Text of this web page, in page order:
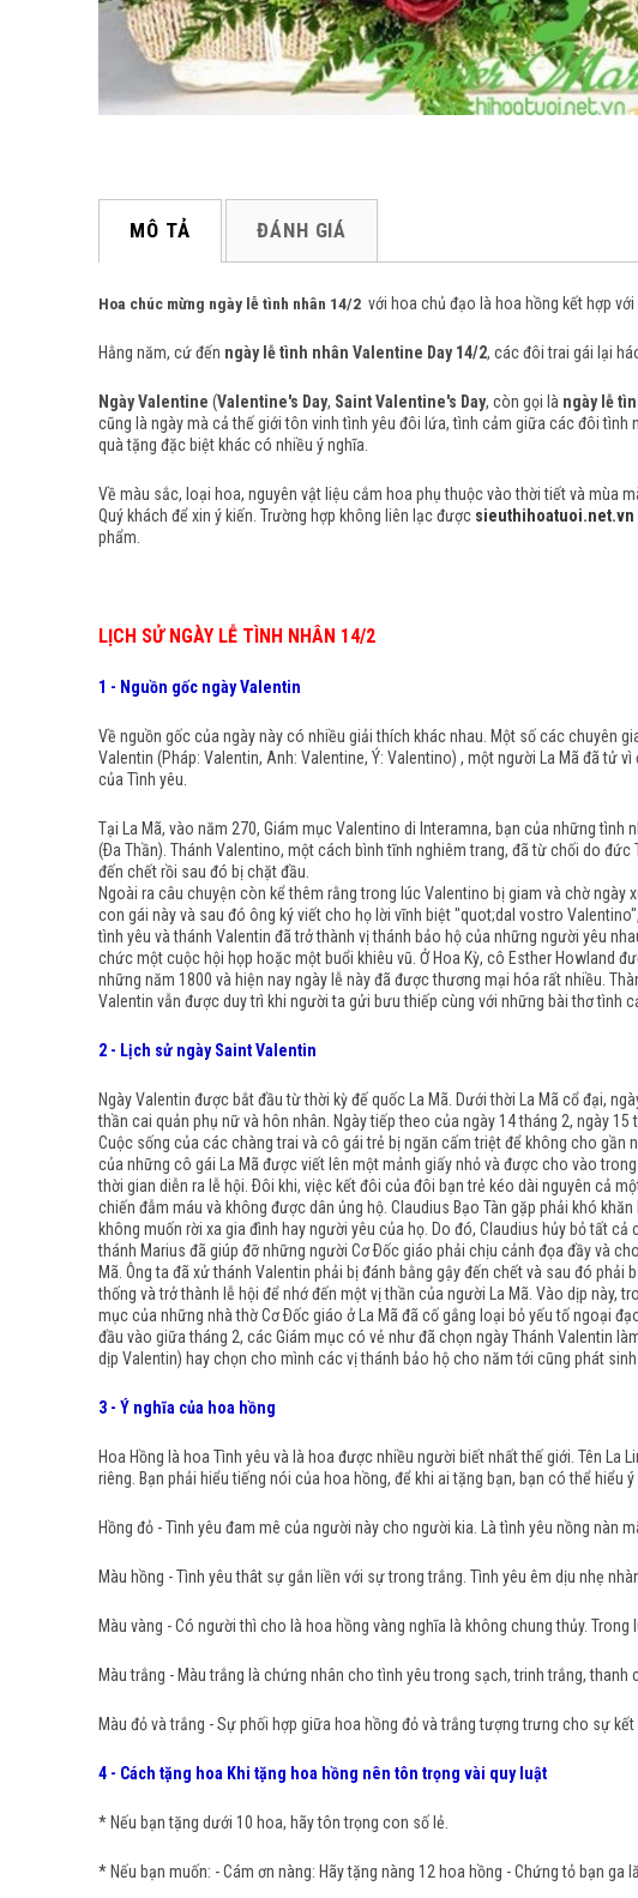
MÔ TẢ ĐÁNH GIÁ
Hoa chúc mừng ngày lễ tình nhân 14/2 với hoa chủ đạo là hoa hồng kết hợp
Hằng năm, cứ đến ngày lễ tình nhân Valentine Day 14/2, các đôi trai gái lại
Ngày Valentine (Valentine's Day, Saint Valentine's Day, còn gọi là ngày lễ
cũng là ngày mà cả thế giới tôn vinh tình yêu đôi lứa, tình cảm giữa các đôi
quà tặng đặc biệt khác có nhiều ý nghĩa.
Về màu sắc, loại hoa, nguyên vật liệu cắm hoa phụ thuộc vào thời tiết và mùa
Quý khách để xin ý kiến. Trường hợp không liên lạc được sieuthihoatuoi.net.vn
phẩm.
LỊCH SỬ NGÀY LỄ TÌNH NHÂN 14/2
1 - Nguồn gốc ngày Valentin
Về nguồn gốc của ngày này có nhiều giải thích khác nhau. Một số các chuyên
Valentin (Pháp: Valentin, Anh: Valentine, Ý: Valentino) , một người La Mã đã tử
của Tình yêu.
Tại La Mã, vào năm 270, Giám mục Valentino di Interamna, bạn của những
(Ða Thần). Thánh Valentino, một cách bình tĩnh nghiêm trang, đã từ chối do
đến chết rồi sau đó bị chặt đầu.
Ngoài ra câu chuyện còn kể thêm rằng trong lúc Valentino bị giam và chờ
con gái này và sau đó ông ký viết cho họ lời vĩnh biệt "quot;dal vostro
tình yêu và thánh Valentin đã trở thành vị thánh bảo hộ của những người yêu
chức một cuộc hội họp hoặc một buổi khiêu vũ. Ở Hoa Kỳ, cô Esther Howland
những năm 1800 và hiện nay ngày lễ này đã được thương mại hóa rất nhiều.
Valentin vẫn được duy trì khi người ta gửi bưu thiếp cùng với những bài thơ tình
2 - Lịch sử ngày Saint Valentin
Ngày Valentin được bắt đầu từ thời kỳ đế quốc La Mã. Dưới thời La Mã cổ đại,
thần cai quản phụ nữ và hôn nhân. Ngày tiếp theo của ngày 14 tháng 2, ngày
Cuộc sống của các chàng trai và cô gái trẻ bị ngăn cấm triệt để không cho gần
của những cô gái La Mã được viết lên một mảnh giấy nhỏ và được cho vào
thời gian diễn ra lễ hội. Ðôi khi, việc kết đôi của đôi bạn trẻ kéo dài nguyên cả
chiến đẫm máu và không được dân ủng hộ. Claudius Bạo Tàn gặp phải khó
không muốn rời xa gia đình hay người yêu của họ. Do đó, Claudius hủy bỏ tất
thánh Marius đã giúp đỡ những người Cơ Ðốc giáo phải chịu cảnh đọa đầy và
Mã. Ông ta đã xử thánh Valentin phải bị đánh bằng gậy đến chết và sau đó
thống và trở thành lễ hội để nhớ đến một vị thần của người La Mã. Vào dịp
mục của những nhà thờ Cơ Ðốc giáo ở La Mã đã cố gắng loại bỏ yếu tố ngoại
đầu vào giữa tháng 2, các Giám mục có vẻ như đã chọn ngày Thánh Valentin
dịp Valentin) hay chọn cho mình các vị thánh bảo hộ cho năm tới cũng phát
3 - Ý nghĩa của hoa hồng
Hoa Hồng là hoa Tình yêu và là hoa được nhiều người biết nhất thế giới. Tên
riêng. Bạn phải hiểu tiếng nói của hoa hồng, để khi ai tặng bạn, bạn có thể hiểu
Hồng đỏ - Tình yêu đam mê của người này cho người kia. Là tình yêu nồng nàn
Màu hồng - Tình yêu thât sự gắn liền với sự trong trắng. Tình yêu êm dịu nhẹ
Màu vàng - Có người thì cho là hoa hồng vàng nghĩa là không chung thủy.
Màu trắng - Màu trắng là chứng nhân cho tình yêu trong sạch, trinh trắng,
Màu đỏ và trắng - Sự phối hợp giữa hoa hồng đỏ và trắng tượng trưng cho sự kết
4 - Cách tặng hoa Khi tặng hoa hồng nên tôn trọng vài quy luật
* Nếu bạn tặng dưới 10 hoa, hãy tôn trọng con số lẻ.
* Nếu bạn muốn: - Cám ơn nàng: Hãy tặng nàng 12 hoa hồng - Chứng tỏ bạn